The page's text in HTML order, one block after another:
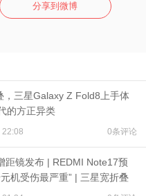
分享到微博
，三星Galaxy Z Fold8上手体
的方正异类
22:08 0条评论
距镜发布 | REDMI Note17预
机受伤最严重” | 三星宽折叠